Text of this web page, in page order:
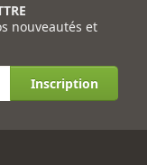
nouveautés et
Inscription